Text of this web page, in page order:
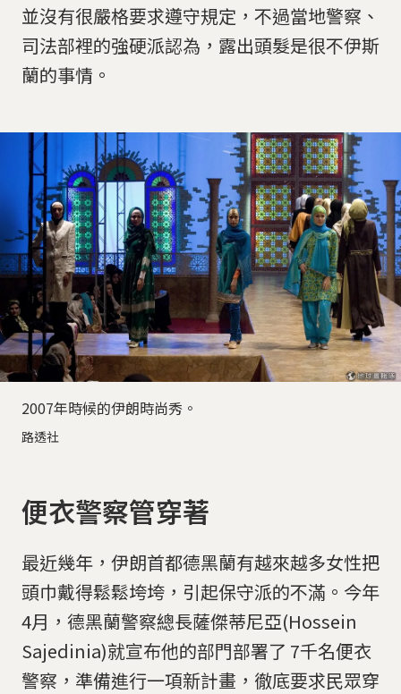
並沒有很嚴格要求遵守規定，不過當地警察、
司法部裡的強硬派認為，露出頭髮是很不伊斯
蘭的事情。
2007年時候的伊朗時尚秀。
路透社
便衣警察管穿著
最近幾年，伊朗首都德黑蘭有越來越多女性把
頭巾戴得鬆鬆垮垮，引起保守派的不滿。今年
4月，德黑蘭警察總長薩傑蒂尼亞(Hossein
Sajedinia)就宣布他的部門部署了 7千名便衣
警察，準備進行一項新計畫，徹底要求民眾穿